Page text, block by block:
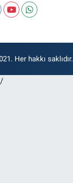
Her hakkı saklıdır.